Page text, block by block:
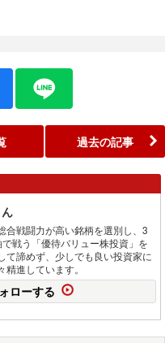
過去の記事
合戦闘力が高い銘柄を選別し、3
戦う「優待バリュー株投資」を
て諦めず、少しでも良い投資家に
進しています。
ローする